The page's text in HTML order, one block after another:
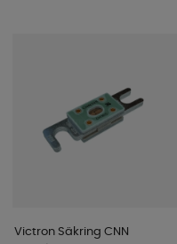
Victron Säkring CNN